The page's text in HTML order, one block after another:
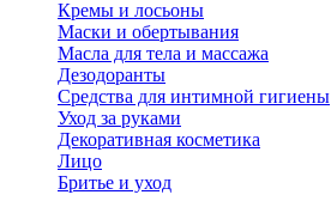
Кремы и лосьоны
Маски и обертывания
Масла для тела и массажа
Дезодоранты
Средства для интимной гигиены
Уход за руками
Декоративная косметика
Лицо
Бритье и уход